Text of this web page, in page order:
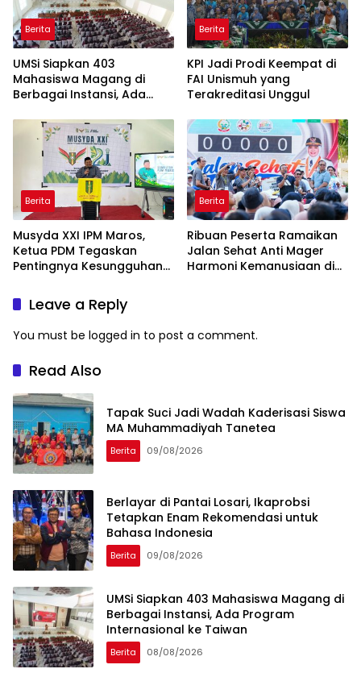
Berita
UMSi Siapkan 403
Mahasiswa Magang di
Berbagai Instansi, Ada
Taiwan
Berita
KPI Jadi Prodi Keempat di
FAI Unismuh yang
Terakreditasi Unggul
Berita
Musyda XXI IPM Maros,
Ketua PDM Tegaskan
Pentingnya Kesungguhan
Berita
Ribuan Peserta Ramaikan
Jalan Sehat Anti Mager
Harmoni Kemanusiaan di
Leave a Reply
You must be logged in to post a comment.
Read Also
Tapak Suci Jadi Wadah Kaderisasi Siswa
MA Muhammadiyah Tanetea
Berita 09/08/2026
Berlayar di Pantai Losari, Ikaprobsi
Tetapkan Enam Rekomendasi untuk
Bahasa Indonesia
Berita 09/08/2026
UMSi Siapkan 403 Mahasiswa Magang di
Berbagai Instansi, Ada Program
Internasional ke Taiwan
Berita 08/08/2026